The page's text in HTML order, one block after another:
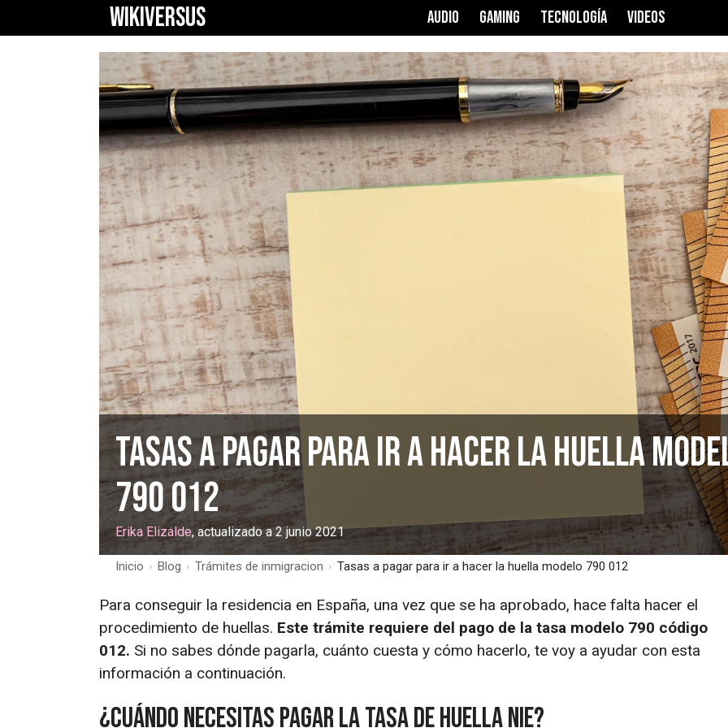
WIKIVERSUS AUDIO GAMING TECNOLOGÍA VIDEOS
Tasas a pagar para ir a hacer la huella
790 012
Erika Elizalde, actualizado a 2 junio 2021
Inicio › Blog › Trámites de inmigracion › Tasas a pagar para ir a hacer la huella modelo 790 012
Para conseguir la residencia en España, una vez que se ha aprobado, hace falta hacer el
procedimiento de huellas. Este trámite requiere del pago de la tasa modelo 790 código
012. Si no sabes dónde pagarla, cuánto cuesta y cómo hacerlo, te voy a ayudar con esta
información a continuación.
¿Cuándo necesitas pagar la tasa de huella NIE?